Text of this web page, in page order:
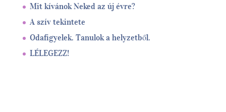
Mit kívánok Neked az új évre?
A szív tekintete
Odafigyelek. Tanulok a helyzetből.
LÉLEGEZZ!